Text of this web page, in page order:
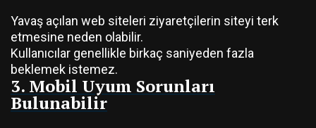
Yavaş açılan web siteleri ziyaretçilerin siteyi terk
etmesine neden olabilir.
Kullanıcılar genellikle birkaç saniyeden fazla
beklemek istemez.
3. Mobil Uyum Sorunları
Bulunabilir